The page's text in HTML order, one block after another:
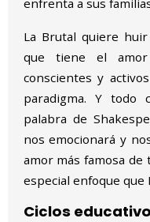
enfrenta a sus
La Brutal quiere
que tiene el
conscientes y
paradigma. Y todo
palabra de
nos emocionará y
amor más famosa
especial enfoque que
Ciclos